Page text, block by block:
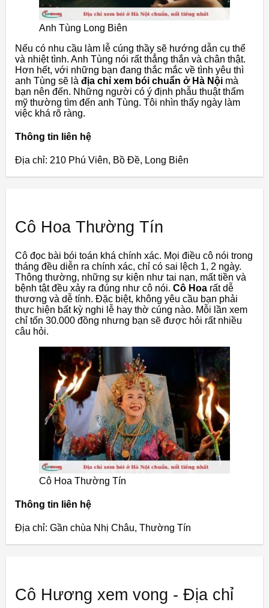
Anh Tùng Long Biên
Nếu có nhu cầu làm lễ cúng thầy sẽ hướng dẫn cụ thể
và nhiệt tình. Anh Tùng nói rất thẳng thắn và chân thật.
Hơn hết, với những bạn đang thắc mắc về tình yêu thì
anh Tùng sẽ là địa chỉ xem bói chuẩn ở Hà Nội mà
bạn nên đến. Những người có ý định phẫu thuật thẩm
mỹ thường tìm đến anh Tùng. Tôi nhìn thấy ngày làm
việc khá rõ ràng.
Thông tin liên hệ
Địa chỉ: 210 Phú Viên, Bồ Đề, Long Biên
Cô Hoa Thường Tín
Cô đọc bài bói toán khá chính xác. Mọi điều cô nói trong
tháng đều diễn ra chính xác, chỉ có sai lệch 1, 2 ngày.
Thông thường, những sự kiện như tai nạn, mất tiền và
bệnh tật đều xảy ra đúng như cô nói. Cô Hoa rất dễ
thương và dễ tính. Đặc biệt, không yêu cầu bạn phải
thực hiện bất kỳ nghi lễ hay thờ cúng nào. Mỗi lần xem
chỉ tốn 30.000 đồng nhưng bạn sẽ được hỏi rất nhiều
câu hỏi.
Cô Hoa Thường Tín
Thông tin liên hệ
Địa chỉ: Gần chùa Nhị Châu, Thường Tín
Cô Hương xem vong - Địa chỉ